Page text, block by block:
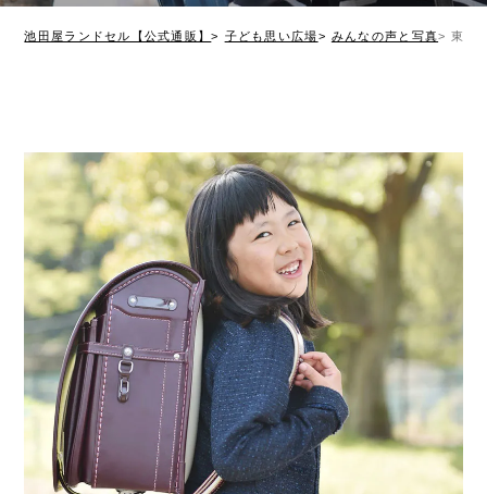
池田屋ランドセル【公式通販】 子ども思い広場 みんなの声と写真 東京